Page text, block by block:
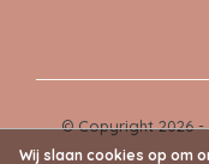
© Copyright2026-
Wij slaan cookies op om